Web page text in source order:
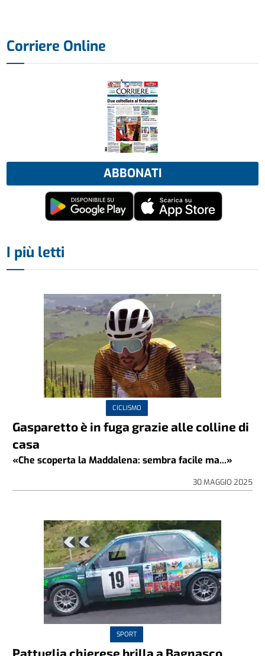
Corriere Online
ABBONATI
I più letti
CICLISMO
Gasparetto è in fuga grazie alle colline di
casa
«Che scoperta la Maddalena: sembra facile ma...»
30 MAGGIO 2025
SPORT
Pattuglia chierese brilla a Bagnasco